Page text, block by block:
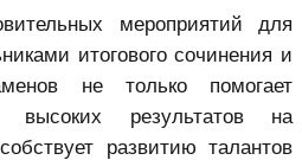
мероприятий для
итогового сочинения и
не только помогает
высоких результатов на
развитию талантов